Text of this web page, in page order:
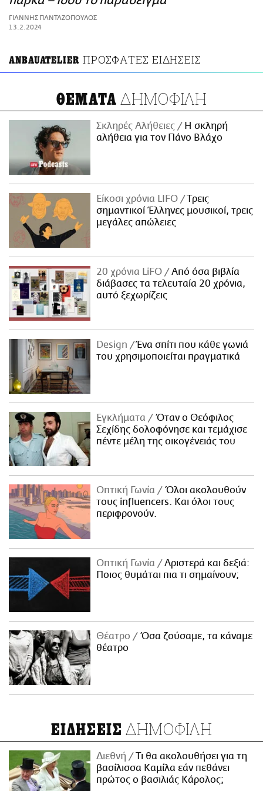
ΑΜΠΑ
PRINT
ΓΙΑΝΝΗΣ ΠΑΝΤΑΖΟΠΟΥΛΟΣ
13.2.2024
ANBAUATELIER ΠΡΟΣΦΑΤΕΣ ΕΙΔΗΣΕΙΣ
ΘΕΜΑΤΑ ΔΗΜΟΦΙΛΗ
Σκληρές Αλήθειες
H σκληρή
αλήθεια για τον Πάνο Βλάχο
Είκοσι χρόνια LIFO
Tρεις
σημαντικοί Έλληνες μουσικοί, τρεις
μεγάλες απώλειες
20 χρόνια LiFO
Από όσα βιβλία
διάβασες τα τελευταία 20 χρόνια,
αυτό ξεχωρίζεις
Design
Ένα σπίτι που κάθε γωνιά
του χρησιμοποιείται πραγματικά
Εγκλήματα
Όταν ο Θεόφιλος
Σεχίδης δολοφόνησε και τεμάχισε
πέντε μέλη της οικογένειάς του
Οπτική Γωνία
Όλοι ακολουθούν
τους influencers. Και όλοι τους
περιφρονούν.
Οπτική Γωνία
Αριστερά και δεξιά:
Ποιος θυμάται πια τι σημαίνουν;
Θέατρο
Όσα ζούσαμε, τα κάναμε
θέατρο
ΕΙΔΗΣΕΙΣ ΔΗΜΟΦΙΛΗ
Διεθνή
Τι θα ακολουθήσει για τη
βασίλισσα Καμίλα εάν πεθάνει
πρώτος ο βασιλιάς Κάρολος;